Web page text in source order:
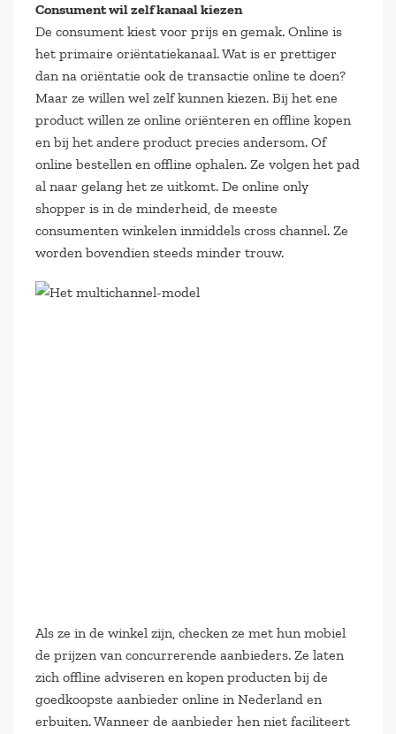
Consument wil zelf kanaal kiezen
De consument kiest voor prijs en gemak. Online is
het primaire oriëntatiekanaal. Wat is er prettiger
dan na oriëntatie ook de transactie online te doen?
Maar ze willen wel zelf kunnen kiezen. Bij het ene
product willen ze online oriënteren en offline kopen
en bij het andere product precies andersom. Of
online bestellen en offline ophalen. Ze volgen het pad
al naar gelang het ze uitkomt. De online only
shopper is in de minderheid, de meeste
consumenten winkelen inmiddels cross channel. Ze
worden bovendien steeds minder trouw.
Als ze in de winkel zijn, checken ze met hun mobiel
de prijzen van concurrerende aanbieders. Ze laten
zich offline adviseren en kopen producten bij de
goedkoopste aanbieder online in Nederland en
erbuiten. Wanneer de aanbieder hen niet faciliteert